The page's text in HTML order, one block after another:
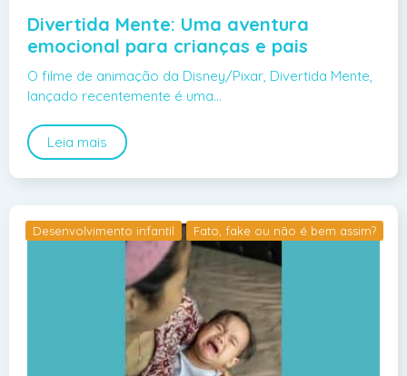
Divertida Mente: Uma aventura
emocional para crianças e pais
O filme de animação da Disney/Pixar, Divertida Mente,
lançado recentemente é uma…
Leia mais
Desenvolvimento infantil Fato, fake ou não é bem assim?